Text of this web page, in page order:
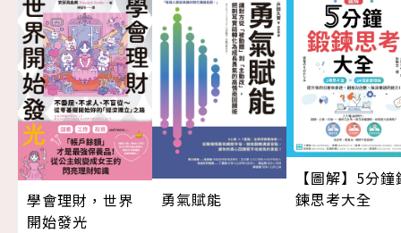
學會理財，世界
開始發光
勇氣賦能
【圖解】5分鐘
鍊思考大全